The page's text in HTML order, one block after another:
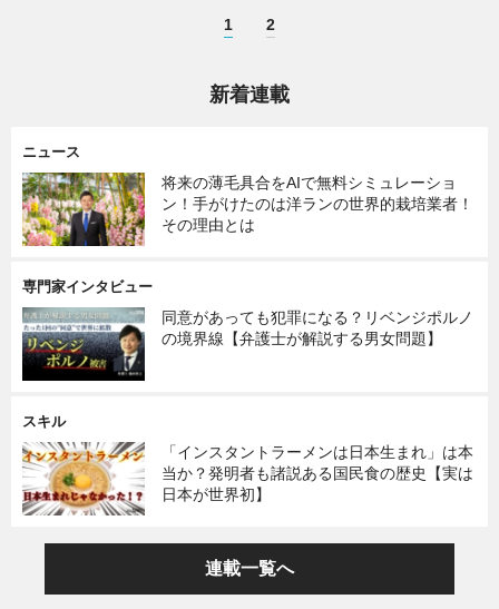
1 2
新着連載
ニュース
将来の薄毛具合をAIで無料シミュレーショ
ン！手がけたのは洋ランの世界的栽培業者！
その理由とは
専門家インタビュー
同意があっても犯罪になる？リベンジポルノ
の境界線【弁護士が解説する男女問題】
スキル
「インスタントラーメンは日本生まれ」は本
当か？発明者も諸説ある国民食の歴史【実は
日本が世界初】
連載一覧へ